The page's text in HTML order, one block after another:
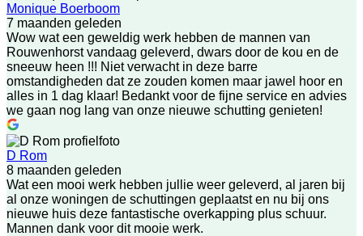
Monique Boerboom
7 maanden geleden
Wow wat een geweldig werk hebben de mannen van
Rouwenhorst vandaag geleverd, dwars door de kou en de
sneeuw heen !!! Niet verwacht in deze barre
omstandigheden dat ze zouden komen maar jawel hoor en
alles in 1 dag klaar! Bedankt voor de fijne service en advies
we gaan nog lang van onze nieuwe schutting genieten!
D Rom
8 maanden geleden
Wat een mooi werk hebben jullie weer geleverd, al jaren bij
al onze woningen de schuttingen geplaatst en nu bij ons
nieuwe huis deze fantastische overkapping plus schuur.
Mannen dank voor dit mooie werk.